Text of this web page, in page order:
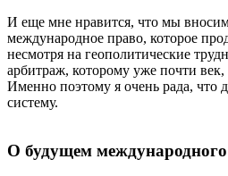
И еще мне нравится, что мы
международное право, которое
несмотря на геополитические
арбитраж, которому уже почти век,
Именно поэтому я очень рада, что
систему.
О будущем